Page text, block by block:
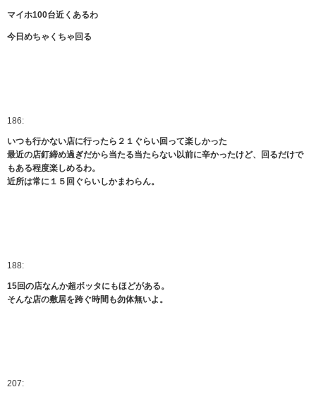
マイホ100台近くあるわ
今日めちゃくちゃ回る
186:
いつも行かない店に行ったら２１ぐらい回って楽しかった
最近の店釘締め過ぎだから当たる当たらない以前に辛かったけど、回るだけで
もある程度楽しめるわ。
近所は常に１５回ぐらいしかまわらん。
188:
15回の店なんか超ボッタにもほどがある。
そんな店の敷居を跨ぐ時間も勿体無いよ。
207: